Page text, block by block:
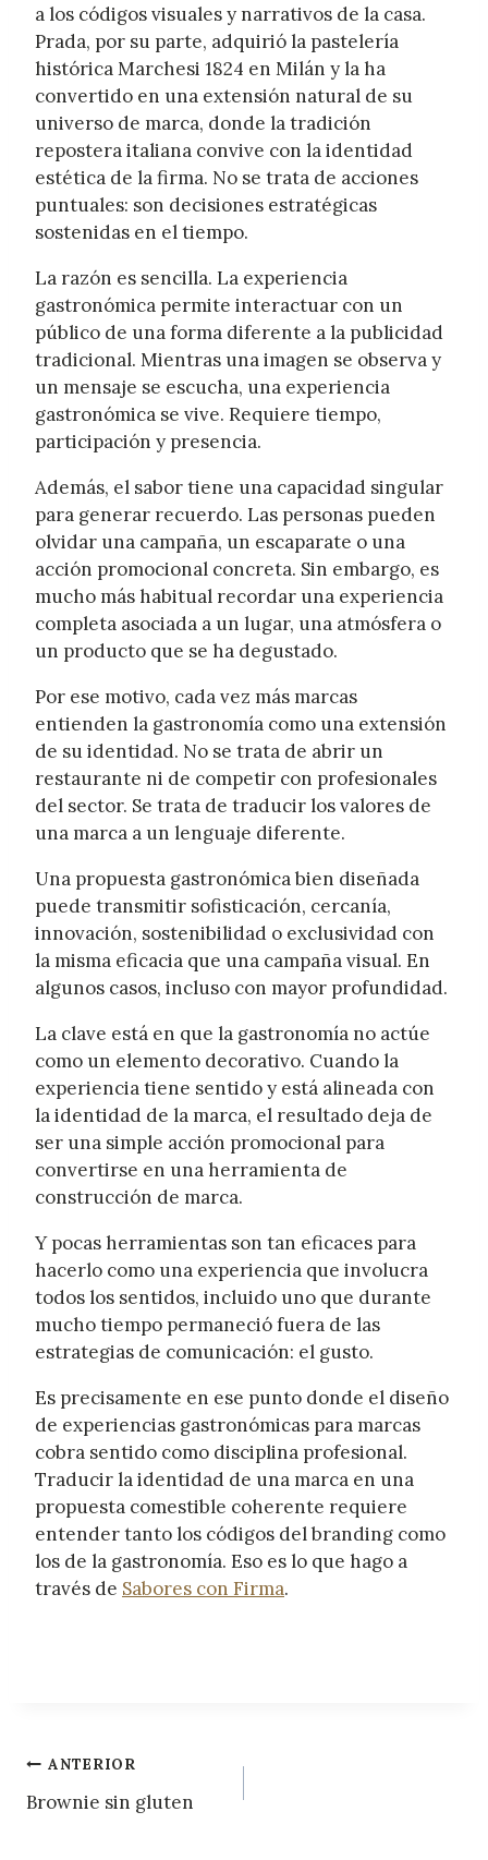
a los códigos visuales y narrativos de la casa.
Prada, por su parte, adquirió la pastelería
histórica Marchesi 1824 en Milán y la ha
convertido en una extensión natural de su
universo de marca, donde la tradición
repostera italiana convive con la identidad
estética de la firma. No se trata de acciones
puntuales: son decisiones estratégicas
sostenidas en el tiempo.
La razón es sencilla. La experiencia
gastronómica permite interactuar con un
público de una forma diferente a la publicidad
tradicional. Mientras una imagen se observa y
un mensaje se escucha, una experiencia
gastronómica se vive. Requiere tiempo,
participación y presencia.
Además, el sabor tiene una capacidad singular
para generar recuerdo. Las personas pueden
olvidar una campaña, un escaparate o una
acción promocional concreta. Sin embargo, es
mucho más habitual recordar una experiencia
completa asociada a un lugar, una atmósfera o
un producto que se ha degustado.
Por ese motivo, cada vez más marcas
entienden la gastronomía como una extensión
de su identidad. No se trata de abrir un
restaurante ni de competir con profesionales
del sector. Se trata de traducir los valores de
una marca a un lenguaje diferente.
Una propuesta gastronómica bien diseñada
puede transmitir sofisticación, cercanía,
innovación, sostenibilidad o exclusividad con
la misma eficacia que una campaña visual. En
algunos casos, incluso con mayor profundidad.
La clave está en que la gastronomía no actúe
como un elemento decorativo. Cuando la
experiencia tiene sentido y está alineada con
la identidad de la marca, el resultado deja de
ser una simple acción promocional para
convertirse en una herramienta de
construcción de marca.
Y pocas herramientas son tan eficaces para
hacerlo como una experiencia que involucra
todos los sentidos, incluido uno que durante
mucho tiempo permaneció fuera de las
estrategias de comunicación: el gusto.
Es precisamente en ese punto donde el diseño
de experiencias gastronómicas para marcas
cobra sentido como disciplina profesional.
Traducir la identidad de una marca en una
propuesta comestible coherente requiere
entender tanto los códigos del branding como
los de la gastronomía. Eso es lo que hago a
través de Sabores con Firma.
Navegación
de
ANTERIOR
Brownie sin gluten